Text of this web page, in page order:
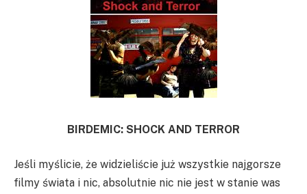
BIRDEMIC: SHOCK AND TERROR
Jeśli myślicie, że widzieliście już wszystkie najgorsze
filmy świata i nic, absolutnie nic nie jest w stanie was